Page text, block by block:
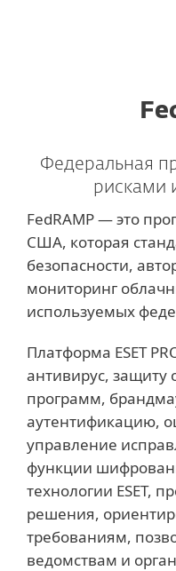
Федеральная
рисками
FedRAMP — это
США, которая
безопасности,
мониторинг
используемых
Платформа ESET
антивирус, защиту
программ,
аутентификацию,
управление
функции
технологии ESET,
решения,
требованиям,
ведомствам и